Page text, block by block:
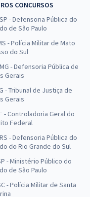
CONCURSOS
- Defensoria Pública do
de São Paulo
- Polícia Militar de Mato
do Sul
- Defensoria Pública de
Gerais
- Tribunal de Justiça de
Gerais
- Controladoria Geral do
Federal
- Defensoria Pública do
do Rio Grande do Sul
- Ministério Público do
de São Paulo
- Polícia Militar de Santa